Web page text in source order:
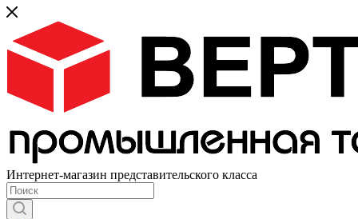
Интернет-магазин представительского класса